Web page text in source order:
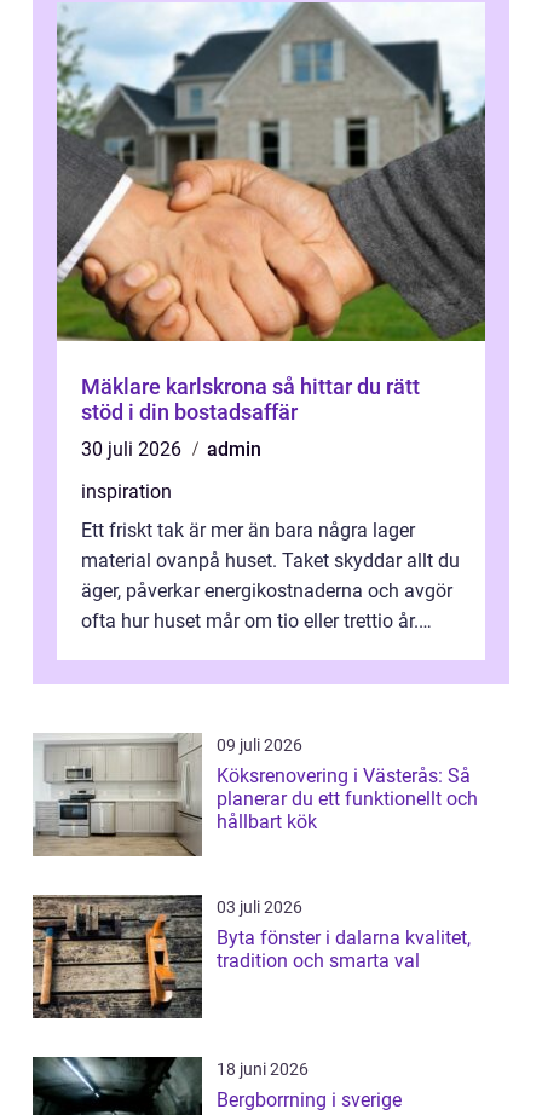
Mäklare karlskrona så hittar du rätt
stöd i din bostadsaffär
30 juli 2026
admin
inspiration
Ett friskt tak är mer än bara några lager
material ovanpå huset. Taket skyddar allt du
äger, påverkar energikostnaderna och avgör
ofta hur huset mår om tio eller trettio år.
09 juli 2026
Köksrenovering i Västerås: Så
planerar du ett funktionellt och
hållbart kök
03 juli 2026
Byta fönster i dalarna kvalitet,
tradition och smarta val
18 juni 2026
Bergborrning i sverige